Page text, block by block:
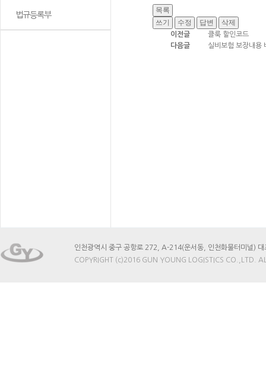
법규등록부
이전글
클룩 할인코드
다음글
실비보험 보장내용
인천광역시 중구 공항로 272, A-214(운서동, 인천화물터미널
COPYRIGHT (c)2016 GUN YOUNG LOGISTICS CO.,LTD.